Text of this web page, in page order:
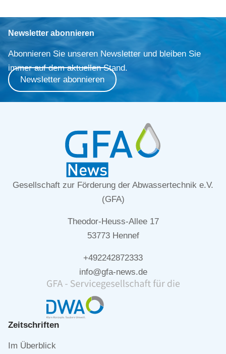
Newsletter abonnieren
Abonnieren Sie unseren Newsletter und bleiben Sie
immer auf dem aktuellen Stand.
Newsletter abonnieren
Gesellschaft zur Förderung der Abwassertechnik e.V.
(GFA)
Theodor-Heuss-Allee 17
53773 Hennef
+492242872333
info@gfa-news.de
Zeitschriften
Navigation
Im Überblick